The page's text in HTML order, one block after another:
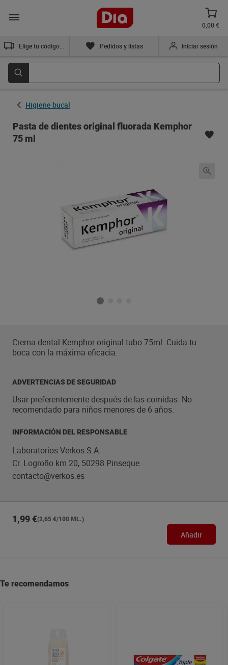
0,00 €
Pedidos y listas Iniciar sesión
Higiene bucal
Pasta de dientes original fluorada Kemphor
75 ml
Crema dental Kemphor original tubo 75ml. Cuida tu
boca con la máxima eficacia.
ADVERTENCIAS DE SEGURIDAD
Usar preferentemente después de las comidas. No
recomendado para niños menores de 6 años.
INFORMACIÓN DEL RESPONSABLE
Laboratorios Verkos S.A.
Cr. Logroño km 20, 50298 Pinseque
contacto@verkos.es
1,99 €(2,65 €/100 ML.)
Añadir
Te recomendamos